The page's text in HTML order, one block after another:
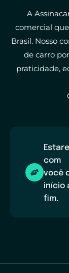
A
comercial
Brasil. Nosso
de carro
praticidade,
com
você
início
fim.